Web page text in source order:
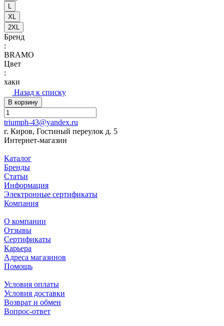
XL
2XL
Бренд
:
BRAMO
Цвет
:
хаки
Назад к списку
В корзину
triumph-43@yandex.ru
г. Киров, Гостиный переулок д. 5
Интернет-магазин
Каталог
Бренды
Статьи
Информация
Электронные сертификаты
Компания
О компании
Отзывы
Сертификаты
Карьера
Адреса магазинов
Помощь
Условия оплаты
Условия доставки
Возврат и обмен
Вопрос-ответ